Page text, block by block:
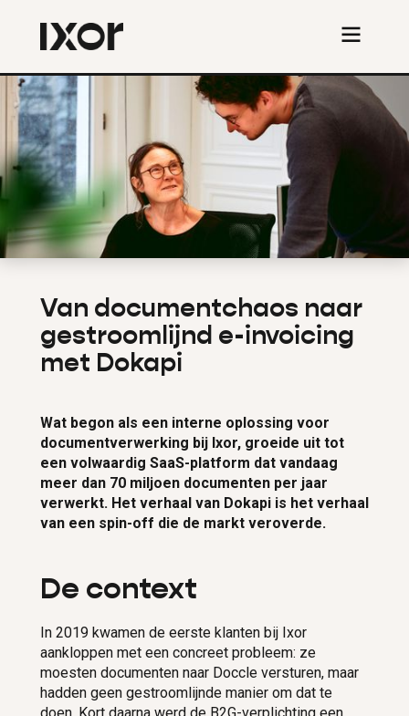
Van documentchaos naar
gestroomlijnd e-invoicing
met Dokapi
Wat begon als een interne oplossing voor
documentverwerking bij Ixor, groeide uit tot
een volwaardig SaaS-platform dat vandaag
meer dan 70 miljoen documenten per jaar
verwerkt. Het verhaal van Dokapi is het verhaal
van een spin-off die de markt veroverde.
De context
In 2019 kwamen de eerste klanten bij Ixor
aankloppen met een concreet probleem: ze
moesten documenten naar Doccle versturen, maar
hadden geen gestroomlijnde manier om dat te